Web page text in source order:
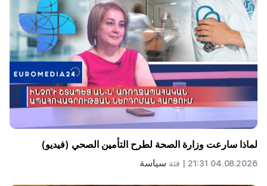
لماذا سارعت وزارة الصحة لطرح التأمين الصحي (فيديو)
04.08.2026 21:31 | فئة سياسة